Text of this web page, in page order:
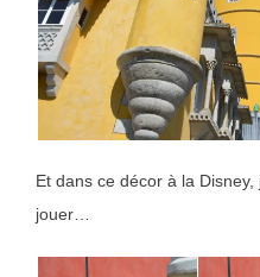
Et dans ce décor à la
jouer…